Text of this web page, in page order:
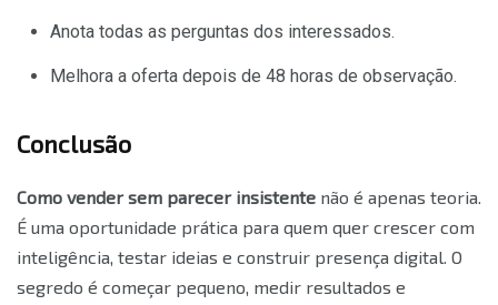
Anota todas as perguntas dos interessados.
Melhora a oferta depois de 48 horas de observação.
Conclusão
Como vender sem parecer insistente não é apenas teoria.
É uma oportunidade prática para quem quer crescer com
inteligência, testar ideias e construir presença digital. O
segredo é começar pequeno, medir resultados e